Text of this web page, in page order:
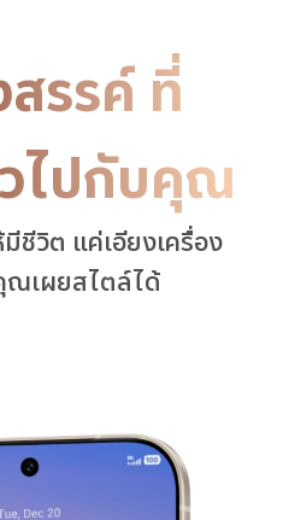
รรค์ ที่
ไปกับคุณ
ชีวิต แค่เอียงเครื่อง
ณเผยสไตล์ได้